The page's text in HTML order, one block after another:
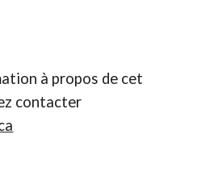
à propos de cet
contacter